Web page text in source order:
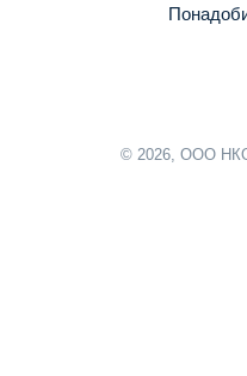
© 2026, ООО